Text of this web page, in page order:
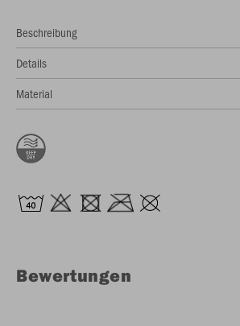
Beschreibung
Details
Material
Bewertungen